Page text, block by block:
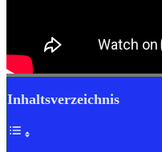
Inhaltsverzeichnis